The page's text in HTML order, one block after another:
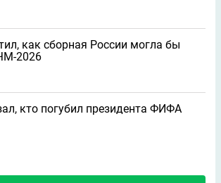
как сборная России могла бы
2026
кто погубил президента ФИФА